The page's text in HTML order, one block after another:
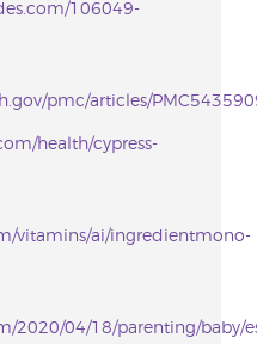
106049-
pmc/articles/
health/cypress-
vitamins/ai/ingredientmono-
2020/04/18/parenting/baby/